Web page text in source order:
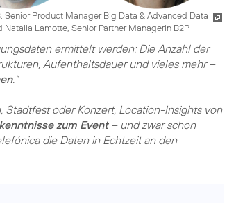
Senior Product Manager Big Data & Advanced Data
Natalia Lamotte, Senior Partner Managerin B2P
ermittelt werden: Die Anzahl der
Aufenthaltsdauer und vieles mehr –
.“
Stadtfest oder Konzert, Location-Insights von
zum Event– und zwar schon
die Daten in Echtzeit an den